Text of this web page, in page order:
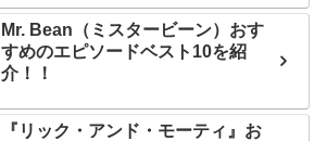
Mr. Bean（ミスタービーン）おす
すめのエピソードベスト10を紹
介！！
『リック・アンド・モーティ』お